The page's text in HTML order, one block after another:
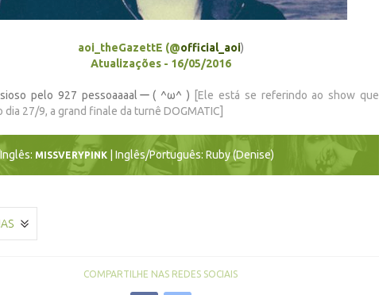
aoi_theGazettE (@official_aoi)
Atualizações - 16/05/2016
pelo 927 pessoaaaalー( ^ω^ ) [Ele está se referindo ao show que
dia 27/9, a grand finale da turnê DOGMATIC]
MISSVERYPINK | Inglês/Português: Ruby (Denise)
COMPARTILHE NAS REDES SOCIAIS